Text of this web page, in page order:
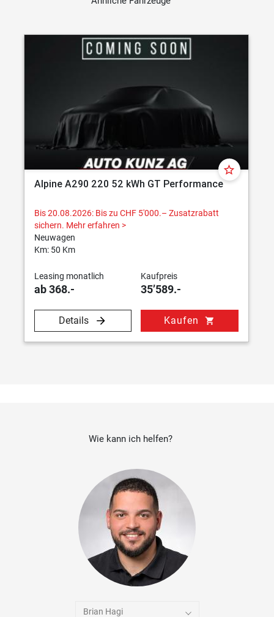
star_border
Alpine A290 220 52 kWh GT Performance
Bis 20.08.2026: Bis zu CHF 5'000.– Zusatzrabatt
sichern. Mehr erfahren >
Neuwagen
Km: 50 Km
Leasing monatlich
ab 368.-
Kaufpreis
35’589.-
Details Kaufen shopping_cart
Wie kann ich helfen?
Brian Hagi